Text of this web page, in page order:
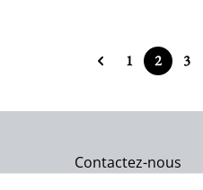
1 2 3
Contactez-nous
Politique de